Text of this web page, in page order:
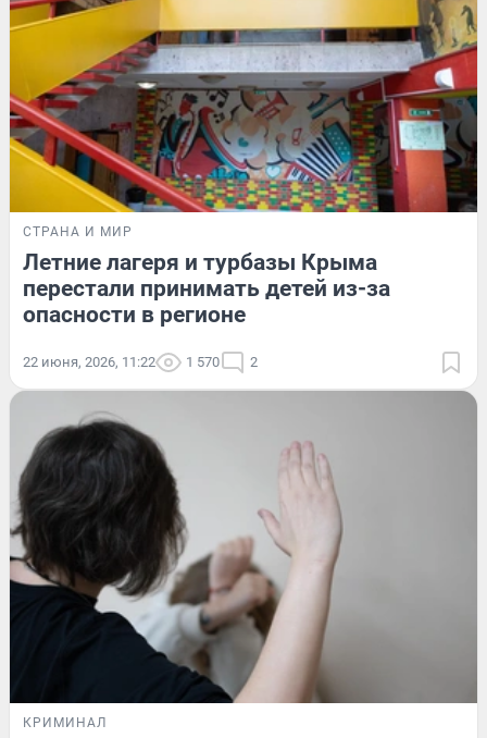
СТРАНА И МИР
Летние лагеря и турбазы Крыма
перестали принимать детей из-за
опасности в регионе
22 июня, 2026, 11:22 1 570 2
КРИМИНАЛ